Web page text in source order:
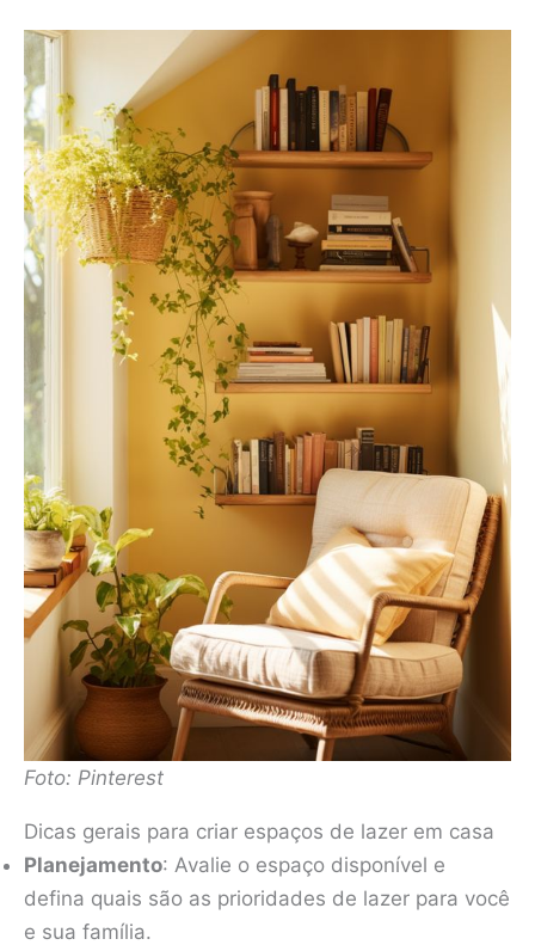
Foto: Pinterest
Dicas gerais para criar espaços de lazer em casa
Planejamento: Avalie o espaço disponível e
defina quais são as prioridades de lazer para você
e sua família.